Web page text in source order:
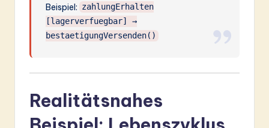
Beispiel: zahlungErhalten
[lagerverfuegbar] →
bestaetigungVersenden()
Realitätsnahes